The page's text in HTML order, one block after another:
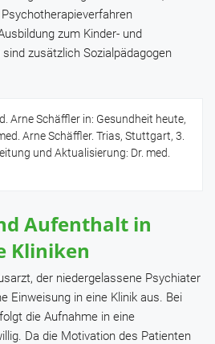
zum Kinder- und
zusätzlich Sozialpädagogen
Arne Schäffler in: Gesundheit heute,
Arne Schäffler. Trias, Stuttgart, 3.
und Aktualisierung: Dr. med.
Aufenthalt in
Kliniken
der niedergelassene Psychiater
Einweisung in eine Klinik aus. Bei
die Aufnahme in eine
Da die Motivation des Patienten